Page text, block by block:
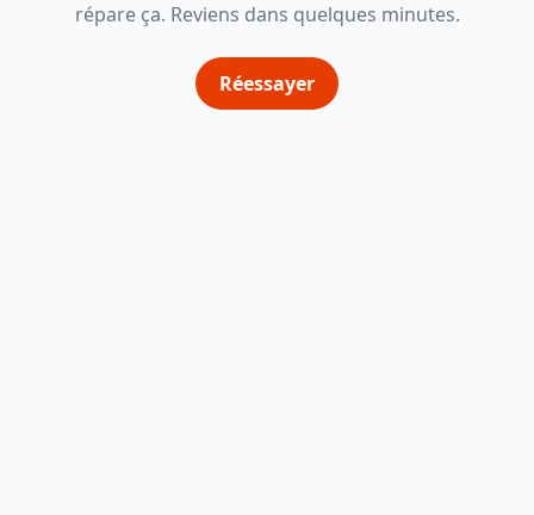
répare ça. Reviens dans quelques minutes.
Réessayer